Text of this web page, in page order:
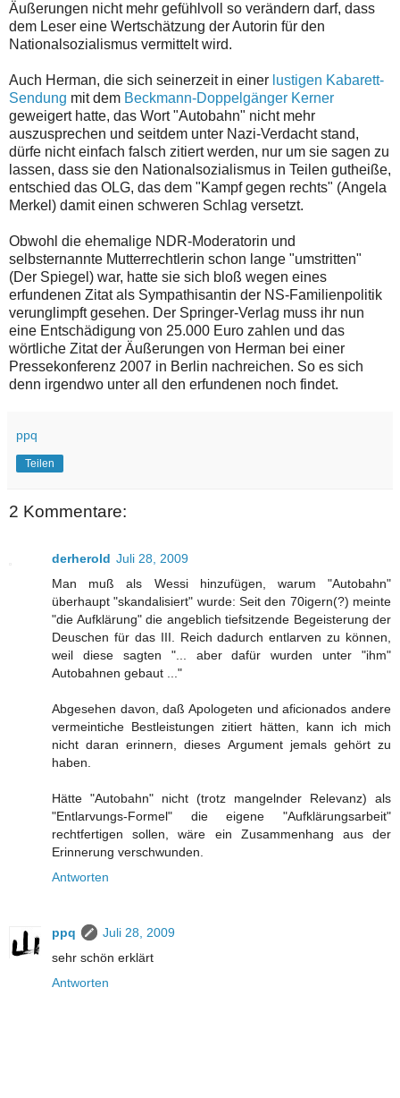
Äußerungen nicht mehr gefühlvoll so verändern darf, dass
dem Leser eine Wertschätzung der Autorin für den
Nationalsozialismus vermittelt wird.
Auch Herman, die sich seinerzeit in einer lustigen Kabarett-
Sendung mit dem Beckmann-Doppelgänger Kerner
geweigert hatte, das Wort "Autobahn" nicht mehr
auszusprechen und seitdem unter Nazi-Verdacht stand,
dürfe nicht einfach falsch zitiert werden, nur um sie sagen zu
lassen, dass sie den Nationalsozialismus in Teilen gutheiße,
entschied das OLG, das dem "Kampf gegen rechts" (Angela
Merkel) damit einen schweren Schlag versetzt.
Obwohl die ehemalige NDR-Moderatorin und
selbsternannte Mutterrechtlerin schon lange "umstritten"
(Der Spiegel) war, hatte sie sich bloß wegen eines
erfundenen Zitat als Sympathisantin der NS-Familienpolitik
verunglimpft gesehen. Der Springer-Verlag muss ihr nun
eine Entschädigung von 25.000 Euro zahlen und das
wörtliche Zitat der Äußerungen von Herman bei einer
Pressekonferenz 2007 in Berlin nachreichen. So es sich
denn irgendwo unter all den erfundenen noch findet.
ppq
Teilen
2 Kommentare:
derherold Juli 28, 2009
Man muß als Wessi hinzufügen, warum "Autobahn"
überhaupt "skandalisiert" wurde: Seit den 70igern(?) meinte
"die Aufklärung" die angeblich tiefsitzende Begeisterung der
Deuschen für das III. Reich dadurch entlarven zu können,
weil diese sagten "... aber dafür wurden unter "ihm"
Autobahnen gebaut ..."
Abgesehen davon, daß Apologeten und aficionados andere
vermeintiche Bestleistungen zitiert hätten, kann ich mich
nicht daran erinnern, dieses Argument jemals gehört zu
haben.
Hätte "Autobahn" nicht (trotz mangelnder Relevanz) als
"Entlarvungs-Formel" die eigene "Aufklärungsarbeit"
rechtfertigen sollen, wäre ein Zusammenhang aus der
Erinnerung verschwunden.
Antworten
ppq
Juli 28, 2009
sehr schön erklärt
Antworten